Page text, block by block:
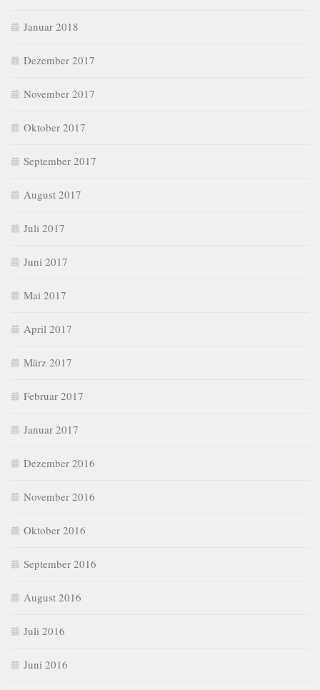
Januar 2018
Dezember 2017
November 2017
Oktober 2017
September 2017
August 2017
Juli 2017
Juni 2017
Mai 2017
April 2017
März 2017
Februar 2017
Januar 2017
Dezember 2016
November 2016
Oktober 2016
September 2016
August 2016
Juli 2016
Juni 2016